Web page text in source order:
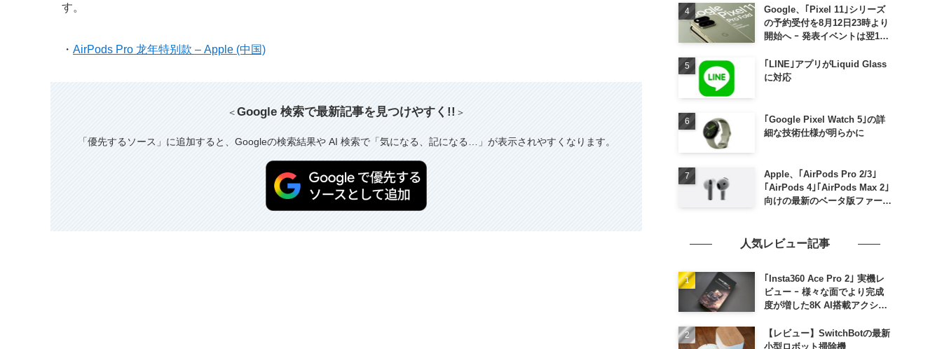
す。
・ AirPods Pro 龙年特别款 – Apple (中国)
＜Google 検索で最新記事を見つけやすく!! ＞
「優先するソース」に追加すると、Googleの検索結果や AI 検索で「気になる、記になる…」が表示されやすくなります。
Google、｢Pixel 11｣シリーズ
の予約受付を8月12日23時より
開始へ ｰ 発表イベントは翌13
｢LINE｣アプリがLiquid Glass
に対応
｢Google Pixel Watch 5｣の詳
細な技術仕様が明らかに
Apple、｢AirPods Pro 2/3｣
｢AirPods 4｣｢AirPods Max 2｣
向けの最新のベータ版ファーム
人気レビュー記事
｢Insta360 Ace Pro 2｣ 実機レ
ビュー ｰ 様々な面でより完成
度が増した8K AI搭載アクショ
【レビュー】SwitchBotの最新
小型ロボット掃除機